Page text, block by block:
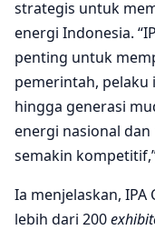
strategis untuk
energi Indonesia.
penting untuk
pemerintah, pelaku
hingga generasi
energi nasional
semakin
Ia menjelaskan, IPA
lebih dari 200